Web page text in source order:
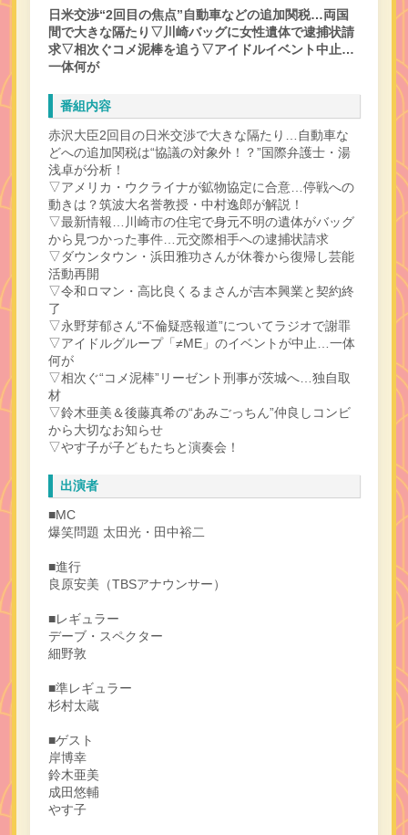
日米交渉“2回目の焦点”自動車などの追加関税…両国
間で大きな隔たり▽川崎バッグに女性遺体で逮捕状請
求▽相次ぐコメ泥棒を追う▽アイドルイベント中止…
一体何が
番組内容
赤沢大臣2回目の日米交渉で大きな隔たり…自動車な
どへの追加関税は“協議の対象外！？”国際弁護士・湯
浅卓が分析！
▽アメリカ・ウクライナが鉱物協定に合意…停戦への
動きは？筑波大名誉教授・中村逸郎が解説！
▽最新情報…川崎市の住宅で身元不明の遺体がバッグ
から見つかった事件…元交際相手への逮捕状請求
▽ダウンタウン・浜田雅功さんが休養から復帰し芸能
活動再開
▽令和ロマン・高比良くるまさんが吉本興業と契約終
了
▽永野芽郁さん“不倫疑惑報道”についてラジオで謝罪
▽アイドルグループ「≠ME」のイベントが中止…一体
何が
▽相次ぐ“コメ泥棒”リーゼント刑事が茨城へ…独自取
材
▽鈴木亜美＆後藤真希の“あみごっちん”仲良しコンビ
から大切なお知らせ
▽やす子が子どもたちと演奏会！
出演者
■MC
爆笑問題 太田光・田中裕二
■進行
良原安美（TBSアナウンサー）
■レギュラー
デーブ・スペクター
細野敦
■準レギュラー
杉村太蔵
■ゲスト
岸博幸
鈴木亜美
成田悠輔
やす子